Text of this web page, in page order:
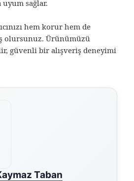
sağlar.
hem korur hem de
olursunuz. Ürünümüzü
güvenli bir alışveriş deneyimi
Taban